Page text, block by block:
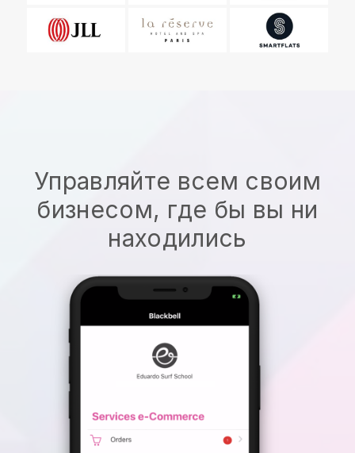
Управляйте всем своим
бизнесом, где бы вы ни
находились